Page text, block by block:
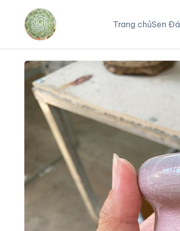
Trang chủSen Đá